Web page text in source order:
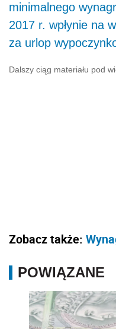
minimalnego
2017 r. wpłynie na
za urlop
Dalszy ciąg materiału pod
Zobacz także:
POWIĄZANE